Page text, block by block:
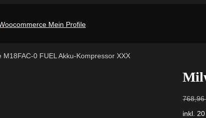
M18FAC-0 FUEL Akku-Kompressor XXX
inkl. 20